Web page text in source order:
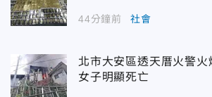
44分鐘前 社會
北市大安區透天厝火警
女子明顯死亡